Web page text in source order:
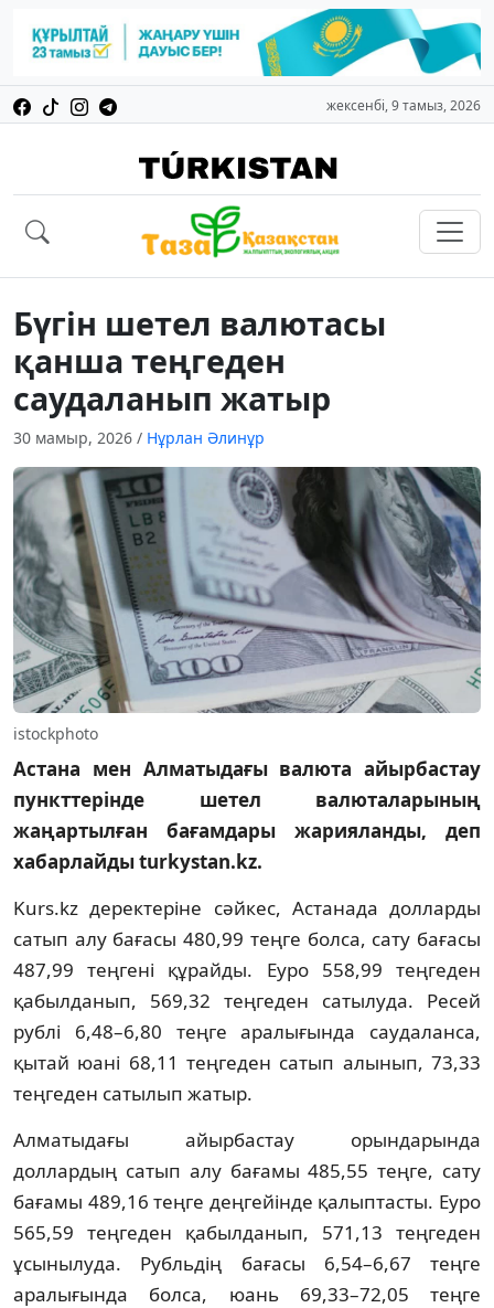
жексенбі, 9 тамыз, 2026
Бүгін шетел валютасы
қанша теңгеден
саудаланып жатыр
30 мамыр, 2026 / Нұрлан Әлинұр
istockphoto
Астана мен Алматыдағы валюта айырбастау
пункттерінде шетел валюталарының
жаңартылған бағамдары жарияланды, деп
хабарлайды turkystan.kz.
Kurs.kz деректеріне сәйкес, Астанада долларды
сатып алу бағасы 480,99 теңге болса, сату бағасы
487,99 теңгені құрайды. Еуро 558,99 теңгеден
қабылданып, 569,32 теңгеден сатылуда. Ресей
рублі 6,48–6,80 теңге аралығында саудаланса,
қытай юані 68,11 теңгеден сатып алынып, 73,33
теңгеден сатылып жатыр.
Алматыдағы айырбастау орындарында
доллардың сатып алу бағамы 485,55 теңге, сату
бағамы 489,16 теңге деңгейінде қалыптасты. Еуро
565,59 теңгеден қабылданып, 571,13 теңгеден
ұсынылуда. Рубльдің бағасы 6,54–6,67 теңге
аралығында болса, юань 69,33–72,05 теңге